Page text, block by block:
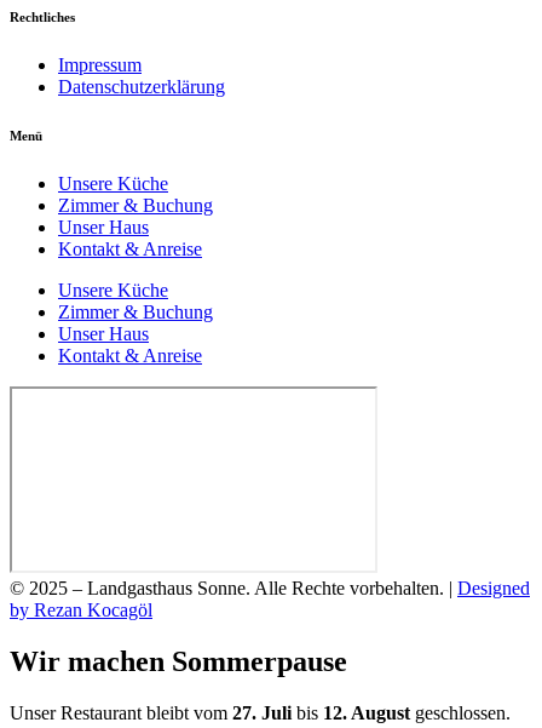
Rechtliches
Impressum
Datenschutzerklärung
Menü
Unsere Küche
Zimmer & Buchung
Unser Haus
Kontakt & Anreise
Unsere Küche
Zimmer & Buchung
Unser Haus
Kontakt & Anreise
© 2025 – Landgasthaus Sonne. Alle Rechte vorbehalten. | Designed
by Rezan Kocagöl
Wir machen Sommerpause
Unser Restaurant bleibt vom 27. Juli bis 12. August geschlossen.